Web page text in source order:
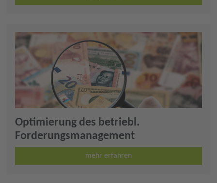
Optimierung des betriebl.
Forderungsmanagement
mehr erfahren